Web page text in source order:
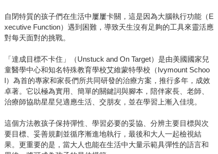
自閉特質的孩子們在生活中屢屢卡關，這是因為大腦執行功能（E
xecutive Function）遇到困難，導致天生沒有足夠的工具來靈活應
對每天面對的挑戰。
「達成目標不卡住」（Unstuck and On Target）是由美國國家兒
童醫學中心和知名特殊教育學校艾維蒙特學校（Ivymount Schoo
l）為首的專家和家長們所共同研發的治療方案，推行多年，成效
卓著。它以極為實用、簡單的關鍵詞與腳本，陪伴家長、老師、
治療師協助星星兒適應生活、交朋友，並在學習上漸入佳境。
這個方法教孩子保持彈性、學習必要的妥協、分辨主要目標與次
要目標、妥善規劃並循序漸進地執行，最後和大人一起檢視結
果。更重要的是，當大人也能在生活中大量示範具彈性的語言和